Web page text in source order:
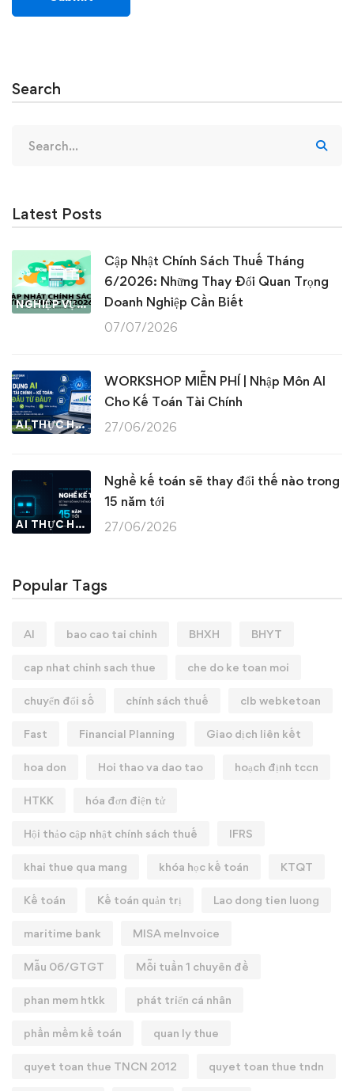
Search
for:
Latest Posts
NGHIỆP VỤ KẾ TOÁN & THUẾ
Cập Nhật Chính Sách Thuế Tháng
6/2026: Những Thay Đổi Quan Trọng
Doanh Nghiệp Cần Biết
07/07/2026
AI THỰC HÀNH
WORKSHOP MIỄN PHÍ | Nhập Môn AI
Cho Kế Toán Tài Chính
27/06/2026
AI THỰC HÀNH
Nghề kế toán sẽ thay đổi thế nào trong
15 năm tới
27/06/2026
Popular Tags
AI bao cao tai chinh BHXH BHYT
cap nhat chinh sach thue che do ke toan moi
chuyển đổi số chính sách thuế clb webketoan
Fast Financial Planning Giao dịch liên kết
hoa don Hoi thao va dao tao hoạch định tccn
HTKK hóa đơn điện tử
Hội thảo cập nhật chính sách thuế IFRS
khai thue qua mang khóa học kế toán KTQT
Kế toán Kế toán quản trị Lao dong tien luong
maritime bank MISA meInvoice
Mẫu 06/GTGT Mỗi tuần 1 chuyên đề
phan mem htkk phát triển cá nhân
phần mềm kế toán quan ly thue
quyet toan thue TNCN 2012 quyet toan thue tndn